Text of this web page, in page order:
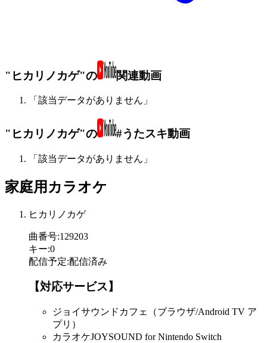
"ヒカリノカゲ"の 関連動画
「該当データがありません」
"ヒカリノカゲ"の #うたスキ動画
「該当データがありません」
家庭用カラオケ
ヒカリノカゲ
曲番号:129203
キー:0
配信予定:配信済み
【対応サービス】
ジョイサウンドカフェ（ブラウザ/Android TV ア
プリ）
カラオケJOYSOUND for Nintendo Switch